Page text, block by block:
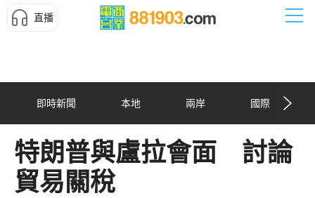
直播
即時新聞 本地 兩岸 國際
特朗普與盧拉會面 討論
貿易關稅